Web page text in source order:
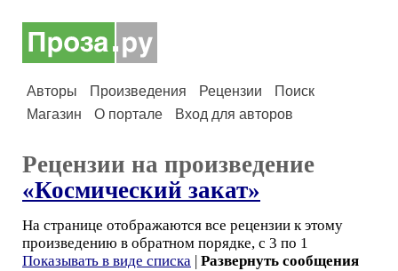
Авторы Произведения Рецензии
Поиск
Магазин
О портале Вход для авторов
Рецензии на произведение
«Космический закат»
На странице отображаются все рецензии к этому
произведению в обратном порядке, с 3 по 1
Показывать в виде списка | Развернуть сообщения